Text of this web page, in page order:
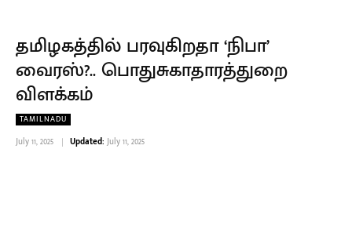
தமிழகத்தில் பரவுகிறதா ‘நிபா’
வைரஸ்?.. பொதுசுகாதாரத்துறை
விளக்கம்
TAMILNADU
July 11, 2025 Updated: July 11, 2025